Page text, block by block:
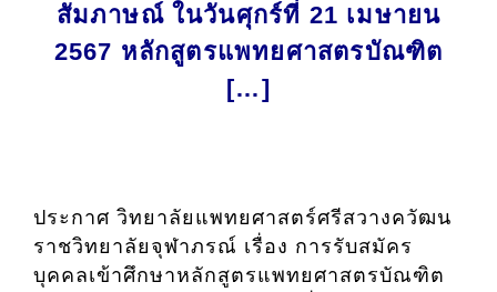
สัมภาษณ์ ในวันศุกร์ที่ 21 เมษายน
2567 หลักสูตรแพทยศาสตรบัณฑิต
[…]
ประกาศ วิทยาลัยแพทยศาสตร์ศรีสวางควัฒน
ราชวิทยาลัยจุฬาภรณ์ เรื่อง การรับสมัคร
บุคคลเข้าศึกษาหลักสูตรแพทยศาสตรบัณฑิต